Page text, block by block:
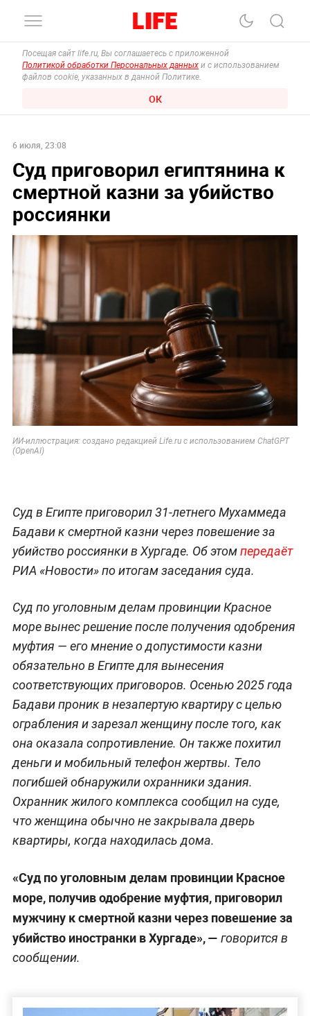
Посещая сайт life.ru, Вы соглашаетесь с приложенной
Политикой обработки Персональных данных и с использованием
файлов cookie, указанных в данной Политике.
ОК
6 июля, 23:08
Суд приговорил египтянина к
смертной казни за убийство
россиянки
ИИ-иллюстрация: создано редакцией Life.ru с использованием ChatGPT
(OpenAI)
Суд в Египте приговорил 31-летнего Мухаммеда
Бадави к смертной казни через повешение за
убийство россиянки в Хургаде. Об этомпередаёт
РИА «Новости» по итогам заседания суда.
Суд по уголовным делам провинции Красное
море вынес решение после получения одобрения
муфтия — его мнение о допустимости казни
обязательно в Египте для вынесения
соответствующих приговоров. Осенью 2025 года
Бадави проник в незапертую квартиру с целью
ограбления и зарезал женщину после того, как
она оказала сопротивление. Он также похитил
деньги и мобильный телефон жертвы. Тело
погибшей обнаружили охранники здания.
Охранник жилого комплекса сообщил на суде,
что женщина обычно не закрывала дверь
квартиры, когда находилась дома.
«Суд по уголовным делам провинции Красное
море, получив одобрение муфтия, приговорил
мужчину к смертной казни через повешение за
убийство иностранки в Хургаде», — говорится в
сообщении.